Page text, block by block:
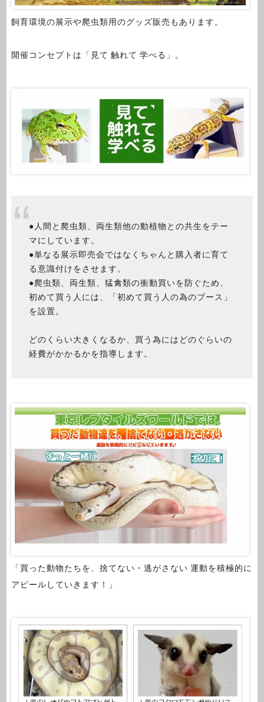
飼育環境の展示や爬虫類用のグッズ販売もあります。
開催コンセプトは「見て 触れて 学べる」。
●人間と爬虫類、両生類他の動植物との共生をテー
マにしています。
●単なる展示即売会ではなくちゃんと購入者に育て
る意識付けをさせます。
●爬虫類、両生類、猛禽類の衝動買いを防ぐため、
初めて買う人には、「初めて買う人の為のブース」
を設置。
どのくらい大きくなるか、買う為にはどのぐらいの
経費がかかるかを指導します。
「買った動物たちを、捨てない・逃がさない 運動を積極的に
アピールしていきます！」